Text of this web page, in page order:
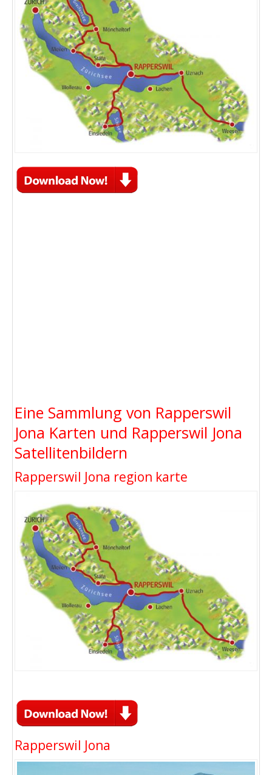
Eine Sammlung von Rapperswil
Jona Karten und Rapperswil Jona
Satellitenbildern
Rapperswil Jona region karte
Rapperswil Jona